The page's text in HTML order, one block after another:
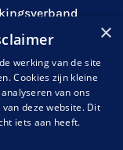
uitdaging aan
met een
×
werking van de site
Cookies zijn kleine
van ons
deze website. Dit
iets aan heeft.